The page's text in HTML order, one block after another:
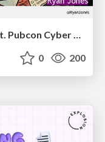
The Anti-SEO Checklist Checklist. Pubcon Cyber Week
0 200